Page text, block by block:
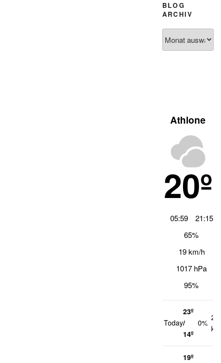
BLOG
ARCHIV
Archiv
Athlone
20º
05:59
21:15
65%
19 km/h
1017 hPa
95%
Today
23º
/
14º
0%
22
19º